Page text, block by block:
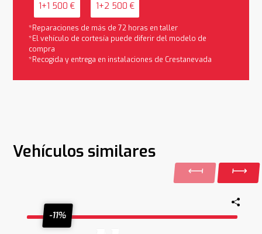
1+1 500 € 1+2 500 €
*Reparaciones de más de 72 horas en taller
*El vehículo de cortesía puede diferir del modelo de
compra
*Recogida y entrega en instalaciones de Crestanevada
Vehículos similares
-11%